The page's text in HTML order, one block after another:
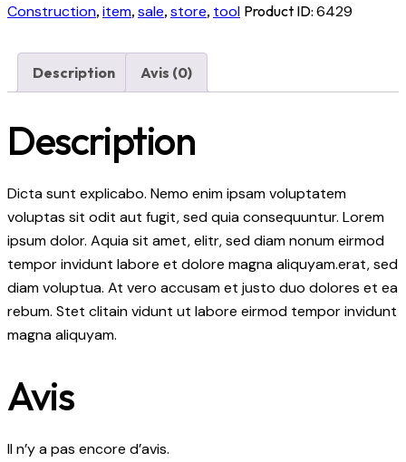
Construction, item, sale, store, tool Product ID: 6429
Description Avis (0)
Description
Dicta sunt explicabo. Nemo enim ipsam voluptatem
voluptas sit odit aut fugit, sed quia consequuntur. Lorem
ipsum dolor. Aquia sit amet, elitr, sed diam nonum eirmod
tempor invidunt labore et dolore magna aliquyam.erat, sed
diam voluptua. At vero accusam et justo duo dolores et ea
rebum. Stet clitain vidunt ut labore eirmod tempor invidunt
magna aliquyam.
Avis
Il n’y a pas encore d’avis.